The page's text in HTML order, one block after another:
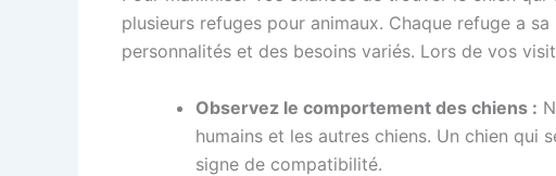
plusieurs refuges pour animaux. Chaque refuge a
personnalités et des besoins variés. Lors de vos
Observez le comportement des chiens :
humains et les autres chiens. Un chien qui
signe de compatibilité.